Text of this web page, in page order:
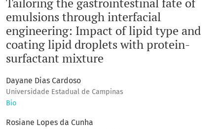
emulsions through interfacial
engineering: Impact of lipid type and
coating lipid droplets with protein-
surfactant mixture
Dayane Dias Cardoso
Universidade Estadual de Campinas
Bio
Rosiane Lopes da Cunha